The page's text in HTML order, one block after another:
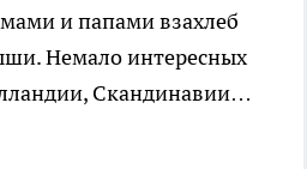
и папами взахлеб
Немало интересных
Скандинавии…